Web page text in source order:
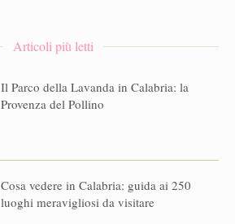
Articoli più letti
Il Parco della Lavanda in Calabria: la
Provenza del Pollino
Cosa vedere in Calabria: guida ai 250
luoghi meravigliosi da visitare